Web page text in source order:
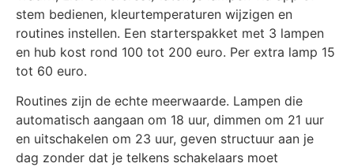
stem bedienen, kleurtemperaturen wijzigen en
routines instellen. Een starterspakket met 3 lampen
en hub kost rond 100 tot 200 euro. Per extra lamp 15
tot 60 euro.
Routines zijn de echte meerwaarde. Lampen die
automatisch aangaan om 18 uur, dimmen om 21 uur
en uitschakelen om 23 uur, geven structuur aan je
dag zonder dat je telkens schakelaars moet